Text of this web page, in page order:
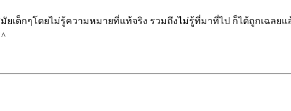
ยเด็กๆโดยไม่รู้ความหมายที่แท้จริง รวมถึงไม่รู้ที่มาที่ไป ก็ได้ถูกเฉลย